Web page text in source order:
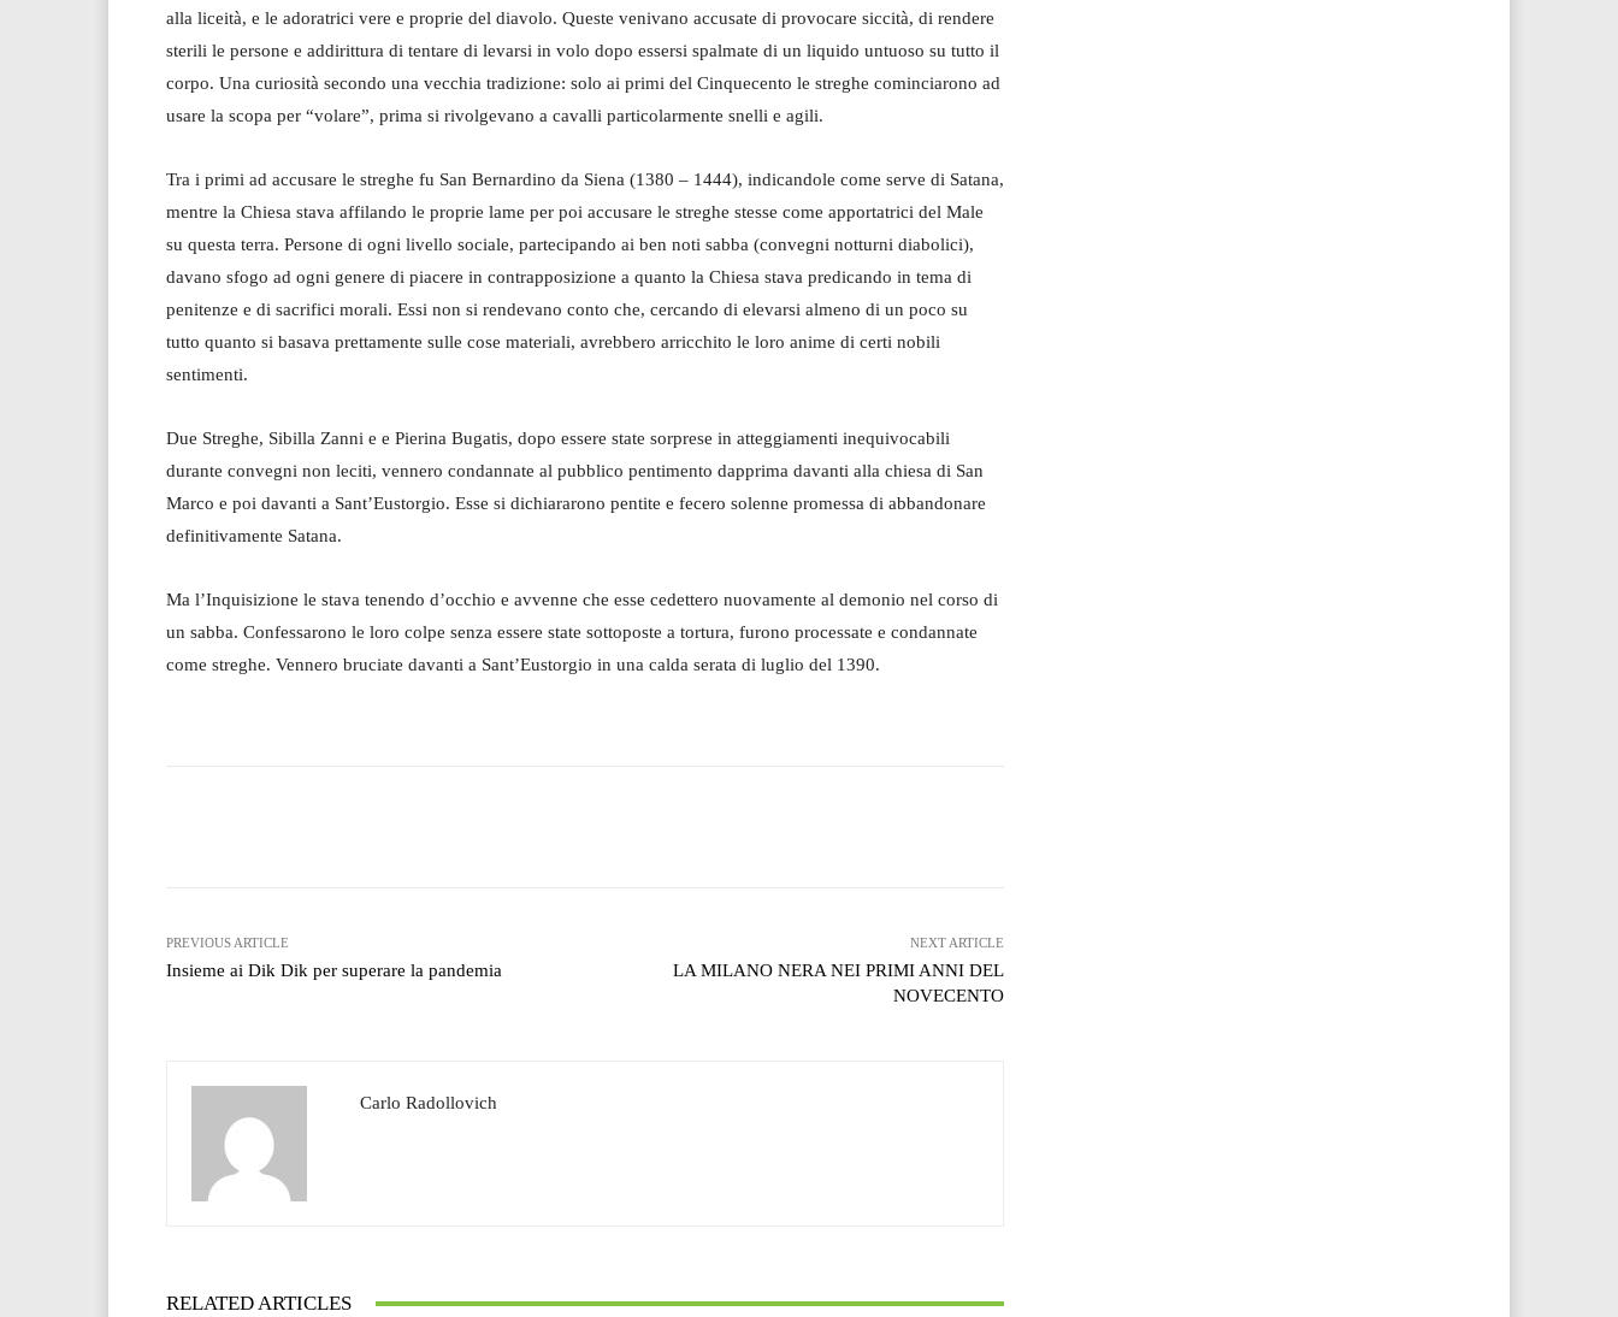
alla liceità, e le adoratrici vere e proprie del diavolo. Queste venivano accusate di provocare siccità, di rendere
sterili le persone e addirittura di tentare di levarsi in volo dopo essersi spalmate di un liquido untuoso su tutto il
corpo. Una curiosità secondo una vecchia tradizione: solo ai primi del Cinquecento le streghe cominciarono ad
usare la scopa per “volare”, prima si rivolgevano a cavalli particolarmente snelli e agili.
Tra i primi ad accusare le streghe fu San Bernardino da Siena (1380 – 1444), indicandole come serve di Satana,
mentre la Chiesa stava affilando le proprie lame per poi accusare le streghe stesse come apportatrici del Male
su questa terra. Persone di ogni livello sociale, partecipando ai ben noti sabba (convegni notturni diabolici),
davano sfogo ad ogni genere di piacere in contrapposizione a quanto la Chiesa stava predicando in tema di
penitenze e di sacrifici morali. Essi non si rendevano conto che, cercando di elevarsi almeno di un poco su
tutto quanto si basava prettamente sulle cose materiali, avrebbero arricchito le loro anime di certi nobili
sentimenti.
Due Streghe, Sibilla Zanni e e Pierina Bugatis, dopo essere state sorprese in atteggiamenti inequivocabili
durante convegni non leciti, vennero condannate al pubblico pentimento dapprima davanti alla chiesa di San
Marco e poi davanti a Sant’Eustorgio. Esse si dichiararono pentite e fecero solenne promessa di abbandonare
definitivamente Satana.
Ma l’Inquisizione le stava tenendo d’occhio e avvenne che esse cedettero nuovamente al demonio nel corso di
un sabba. Confessarono le loro colpe senza essere state sottoposte a tortura, furono processate e condannate
come streghe. Vennero bruciate davanti a Sant’Eustorgio in una calda serata di luglio del 1390.
PREVIOUS ARTICLE
Insieme ai Dik Dik per superare la pandemia
NEXT ARTICLE
LA MILANO NERA NEI PRIMI ANNI DEL
NOVECENTO
Carlo Radollovich
RELATED ARTICLES